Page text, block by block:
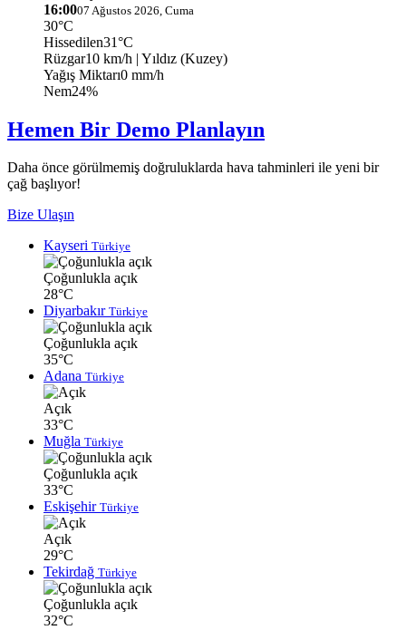
16:0007 Ağustos 2026, Cuma
30°C
Hissedilen31°C
Rüzgar10 km/h | Yıldız (Kuzey)
Yağış Miktarı0 mm/h
Nem24%
Hemen Bir Demo Planlayın
Daha önce görülmemiş doğruluklarda hava tahminleri ile yeni bir
çağ başlıyor!
Bize Ulaşın
Kayseri Türkiye
Çoğunlukla açık
28°C
Diyarbakır Türkiye
Çoğunlukla açık
35°C
Adana Türkiye
Açık
33°C
Muğla Türkiye
Çoğunlukla açık
33°C
Eskişehir Türkiye
Açık
29°C
Tekirdağ Türkiye
Çoğunlukla açık
32°C